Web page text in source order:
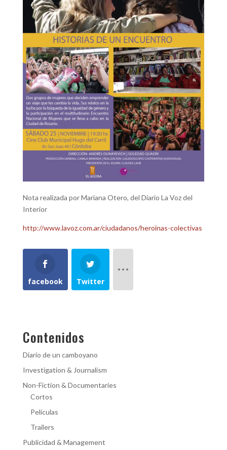
Nota realizada por Mariana Otero, del Diario La Voz del
Interior
http://www.lavoz.com.ar/ciudadanos/heroinas-colectivas
facebook Twitter
Contenidos
Diario de un camboyano
Investigation & Journalism
Non-Fiction & Documentaries
Cortos
Películas
Trailers
Publicidad & Management